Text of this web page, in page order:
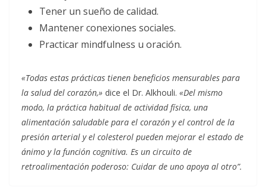
Tener un sueño de calidad.
Mantener conexiones sociales.
Practicar mindfulness u oración.
«Todas estas prácticas tienen beneficios mensurables para
la salud del corazón,» dice el Dr. Alkhouli. «Del mismo
modo, la práctica habitual de actividad física, una
alimentación saludable para el corazón y el control de la
presión arterial y el colesterol pueden mejorar el estado de
ánimo y la función cognitiva. Es un circuito de
retroalimentación poderoso: Cuidar de uno apoya al otro”.